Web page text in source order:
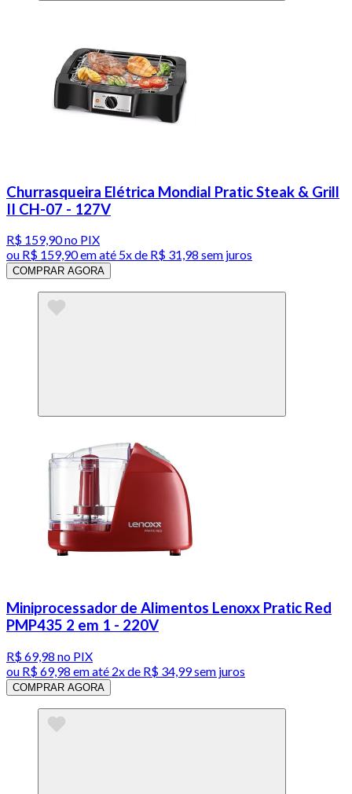
Churrasqueira Elétrica Mondial Pratic Steak & Grill
II CH-07 - 127V
R$ 159,90no PIX
ou R$ 159,90em até 5x de R$ 31,98 sem juros
COMPRAR AGORA
Miniprocessador de Alimentos Lenoxx Pratic Red
PMP435 2 em 1 - 220V
R$ 69,98 no PIX
ou R$ 69,98 em até 2x de R$ 34,99 sem juros
COMPRAR AGORA